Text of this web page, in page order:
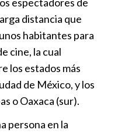
distancia que
habitantes para
cine, la cual
los estados más
de México, y los
o Oaxaca (sur).
persona en la